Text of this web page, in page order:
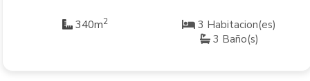
340m2
3 Habitacion(es)
3 Baño(s)